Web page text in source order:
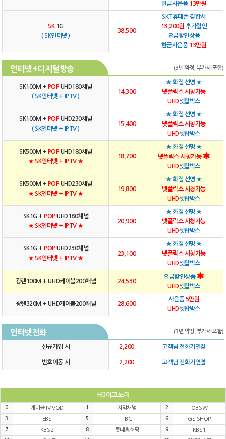
현금사은품 13만원
SK1G
( SK인터넷 )
38,500
SKT휴대폰 결합시
13,200원 추가할인
요금할인상품
현금사은품 13만원
인터넷+디지털방송 (3년 약정, 부가세 포함)
SK100M + POP UHD180채널
( SK인터넷 + IPTV )
14,300
★ 화질 선명 ★
넷플릭스 시청가능
UHD셋탑박스
SK100M + POP UHD230채널
( SK인터넷 + IPTV )
15,400
★ 화질 선명 ★
넷플릭스 시청가능
UHD셋탑박스
SK500M + POP UHD180채널
★ SK인터넷 + IPTV ★
18,700
★ 화질 선명 ★
넷플릭스 시청가능
UHD셋탑박스
SK500M + POP UHD230채널
★ SK인터넷 + IPTV ★
19,800
★ 화질 선명 ★
넷플릭스 시청가능
UHD셋탑박스
SK1G + POP UHD180채널
★ SK인터넷 + IPTV ★
20,900
★ 화질 선명 ★
넷플릭스 시청가능
UHD셋탑박스
SK1G + POP UHD230채널
★ SK인터넷 + IPTV ★
23,100
★ 화질 선명 ★
넷플릭스 시청가능
UHD셋탑박스
광랜100M + UHD케이블200채널 24,530
요금할인상품
UHD셋탑박스
광랜320M + UHD케이블200채널 28,600
사은품5만원
UHD셋탑박스
인터넷전화 (3년 약정, 부가세 포함)
신규가입 시 2,200 고객님 전화기연결
번호이동 시 2,200 고객님 전화기연결
HD이코노미
0 케이블TV VOD 1 지역채널 2 OBSW
3 EBS 5 TBC 6 GS SHOP
7 KBS2 8 롯데홈쇼핑 9 KBS1